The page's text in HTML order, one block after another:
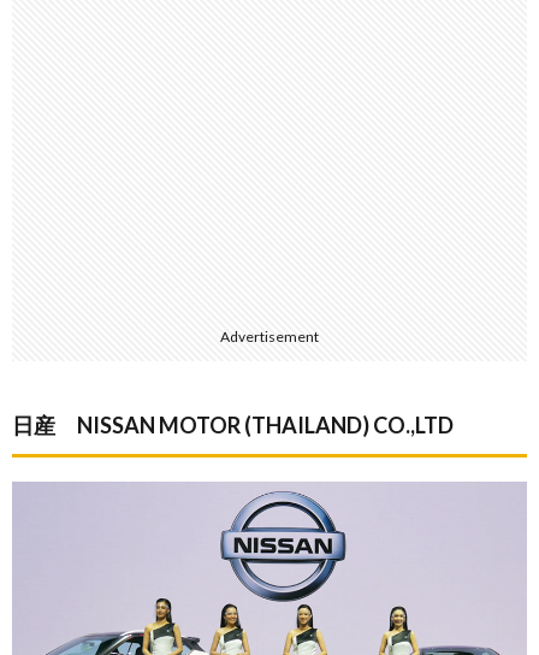
Advertisement
日産 NISSAN MOTOR (THAILAND) CO.,LTD